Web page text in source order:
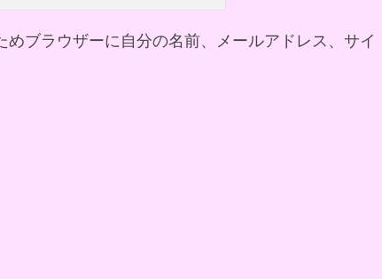
めブラウザーに自分の名前、メールアドレス、サイ